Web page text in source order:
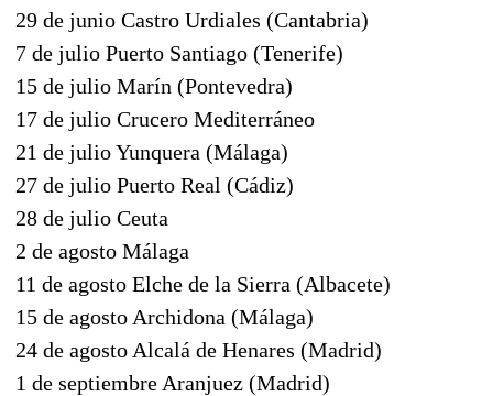
29 de junio Castro Urdiales (Cantabria)
7 de julio Puerto Santiago (Tenerife)
15 de julio Marín (Pontevedra)
17 de julio Crucero Mediterráneo
21 de julio Yunquera (Málaga)
27 de julio Puerto Real (Cádiz)
28 de julio Ceuta
2 de agosto Málaga
11 de agosto Elche de la Sierra (Albacete)
15 de agosto Archidona (Málaga)
24 de agosto Alcalá de Henares (Madrid)
1 de septiembre Aranjuez (Madrid)